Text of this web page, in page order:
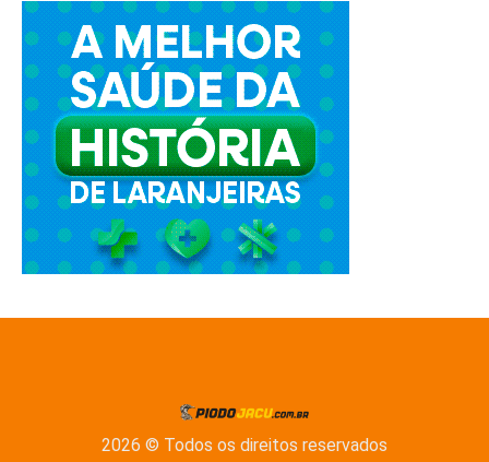
2026 © Todos os direitos reservados